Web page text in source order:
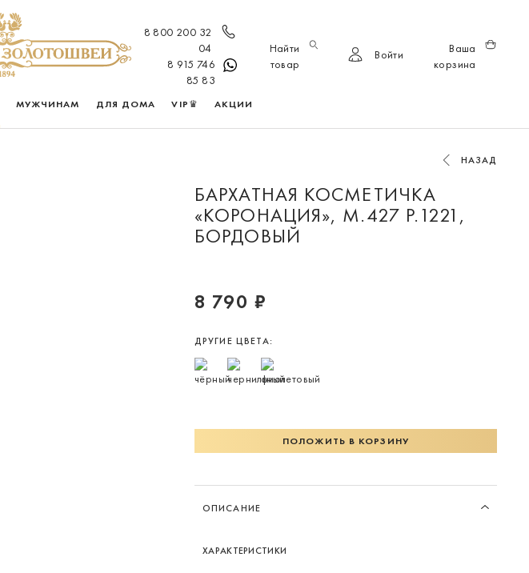
8 800 200 32
04
8 915 746
85 83
Найти
товар
Войти
Ваша
корзина
МУЖЧИНАМ ДЛЯ ДОМА VIP♛ АКЦИИ
НАЗАД
БАРХАТНАЯ КОСМЕТИЧКА
«КОРОНАЦИЯ», М.427 Р.1221,
БОРДОВЫЙ
8 790 ₽
ДРУГИЕ ЦВЕТА:
ПОЛОЖИТЬ В КОРЗИНУ
ОПИСАНИЕ
ХАРАКТЕРИСТИКИ